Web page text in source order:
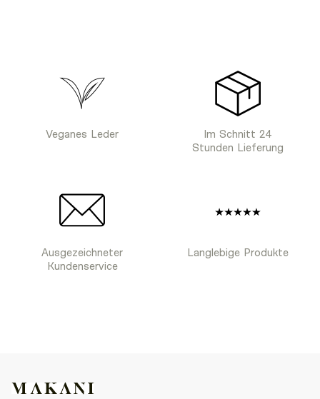
Veganes Leder
Im Schnitt 24
Stunden Lieferung
Ausgezeichneter
Kundenservice
Langlebige Produkte